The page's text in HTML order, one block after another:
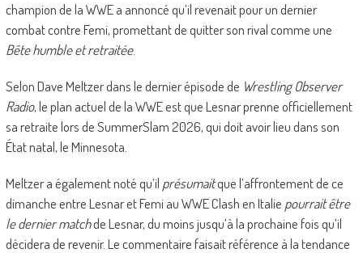
champion de la WWE a annoncé qu’il revenait pour un dernier
combat contre Femi, promettant de quitter son rival comme une
Bête humble et retraitée.
Selon Dave Meltzer dans le dernier épisode de Wrestling Observer
Radio, le plan actuel de la WWE est que Lesnar prenne officiellement
sa retraite lors de SummerSlam 2026, qui doit avoir lieu dans son
État natal, le Minnesota.
Meltzer a également noté qu’il présumaitque l’affrontement de ce
dimanche entre Lesnar et Femi au WWE Clash en Italie pourrait être
le dernier matchde Lesnar, du moins jusqu’à la prochaine fois qu’il
décidera de revenir. Le commentaire faisait référence à la tendance